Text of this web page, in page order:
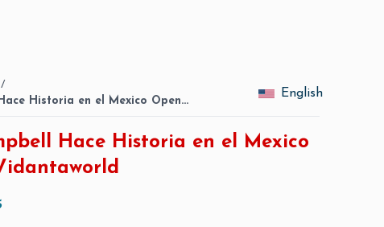
/
Historia en el Mexico Open…
English
Hace Historia en el Mexico